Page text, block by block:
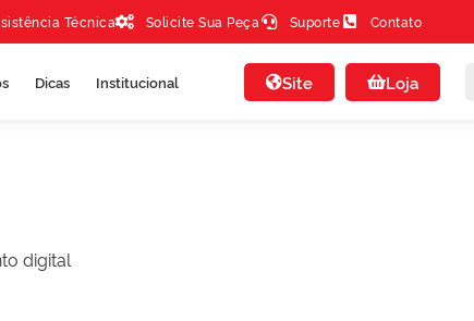
Técnica Solicite Sua Peça Suporte Contato
Dicas Institucional Site Loja
digital